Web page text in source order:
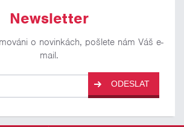
Newsletter
o novinkách, pošlete nám Váš e-
mail.
ODESLAT